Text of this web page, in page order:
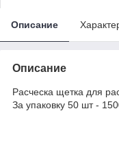
Описание
Описание
Расческа щетка для
За упаковку 50 шт -